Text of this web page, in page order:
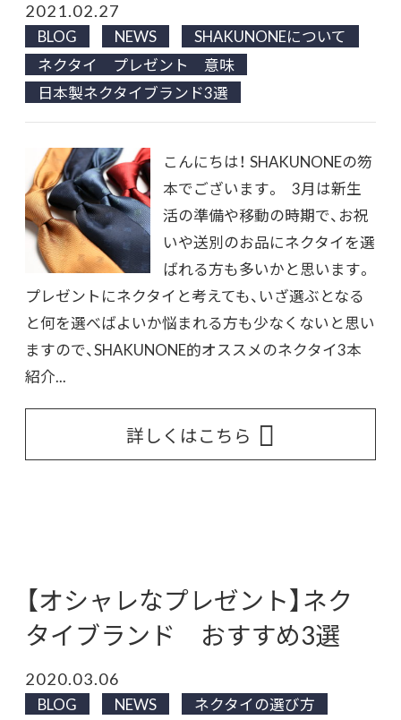
2021.02.27
BLOG NEWS
SHAKUNONEについて
ネクタイ プレゼント 意味
日本製ネクタイブランド3選
こんにちは！ SHAKUNONEの笏
本でございます。 3月は新生
活の準備や移動の時期で、お祝
いや送別のお品にネクタイを選
ばれる方も多いかと思います。
プレゼントにネクタイと考えても、いざ選ぶとなる
と何を選べばよいか悩まれる方も少なくないと思い
ますので、SHAKUNONE的オススメのネクタイ3本
紹介...
詳しくはこちら
【オシャレなプレゼント】ネク
タイブランド おすすめ3選
2020.03.06
BLOG NEWS
ネクタイの選び方